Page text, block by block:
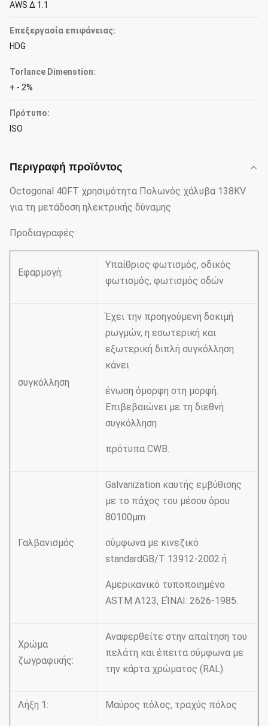
AWS Δ 1.1
Επεξεργασία επιφάνειας:
HDG
Torlance Dimenstion:
+ - 2%
Πρότυπο:
ISO
Περιγραφή προϊόντος
Octogonal 40FT χρησιμότητα Πολωνός χάλυβα 138KV
για τη μετάδοση ηλεκτρικής δύναμης
Προδιαγραφές:
Εφαρμογή:
Υπαίθριος φωτισμός, οδικός
φωτισμός, φωτισμός οδών
συγκόλληση
Έχει την προηγούμενη δοκιμή
ρωγμών, η εσωτερική και
εξωτερική διπλή συγκόλληση
κάνει
ένωση όμορφη στη μορφή.
Επιβεβαιώνει με τη διεθνή
συγκόλληση
πρότυπα CWB.
Γαλβανισμός
Galvanization καυτής εμβύθισης
με το πάχος του μέσου όρου
80100µm
σύμφωνα με κινεζικό
standardGB/T 13912-2002 ή
Αμερικανικό τυποποιημένο
ASTM A123, ΕΊΝΑΙ: 2626-1985.
Χρώμα
ζωγραφικής:
Αναφερθείτε στην απαίτηση του
πελάτη και έπειτα σύμφωνα με
την κάρτα χρώματος (RAL)
Λήξη 1: Μαύρος πόλος, τραχύς πόλος